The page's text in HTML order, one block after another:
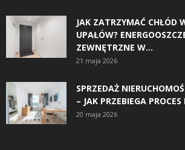
JAK ZATRZYMAĆ CHŁÓD
UPAŁÓW?
ZEWNĘTRZNE W...
21 maja 2026
SPRZEDAŻ
– JAK PRZEBIEGA
20 maja 2026